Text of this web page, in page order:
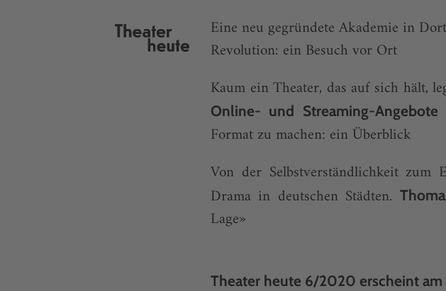
Eine neu gegründete Akademie in
Revolution: ein Besuch vor Ort
Kaum ein Theater, das auf sich hält,
Online- und Streaming-Angebote
Format zu machen: ein Überblick
Von der Selbstverständlichkeit zum
Drama in deutschen Städten.
Lage»
Theater heute 6/2020 erscheint am